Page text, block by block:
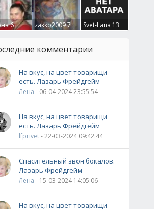
6 zakko20097 Svet-Lana 13
комментарии
На вкус, на цвет товарищи
есть. Лазарь Фрейдгейм
Лена - 06-04-2024 23:55:54
На вкус, на цвет товарищи
есть. Лазарь Фрейдгейм
lfprivet- 22-03-2024 09:42:44
Спасительный звон бокалов.
Лазарь Фрейдгейм
Лена - 15-03-2024 14:05:06
На вкус, на цвет товарищи